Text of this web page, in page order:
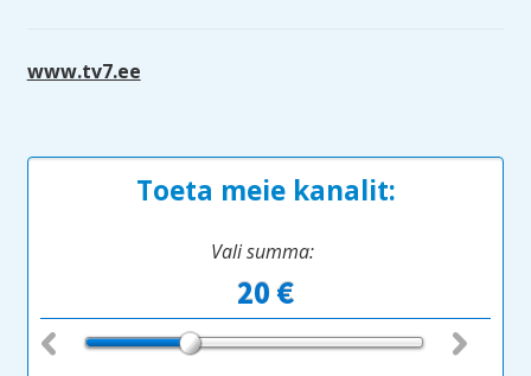
www.tv7.ee
Toeta meie kanalit:
Vali summa: